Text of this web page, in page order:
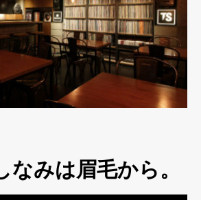
なみは眉毛から。